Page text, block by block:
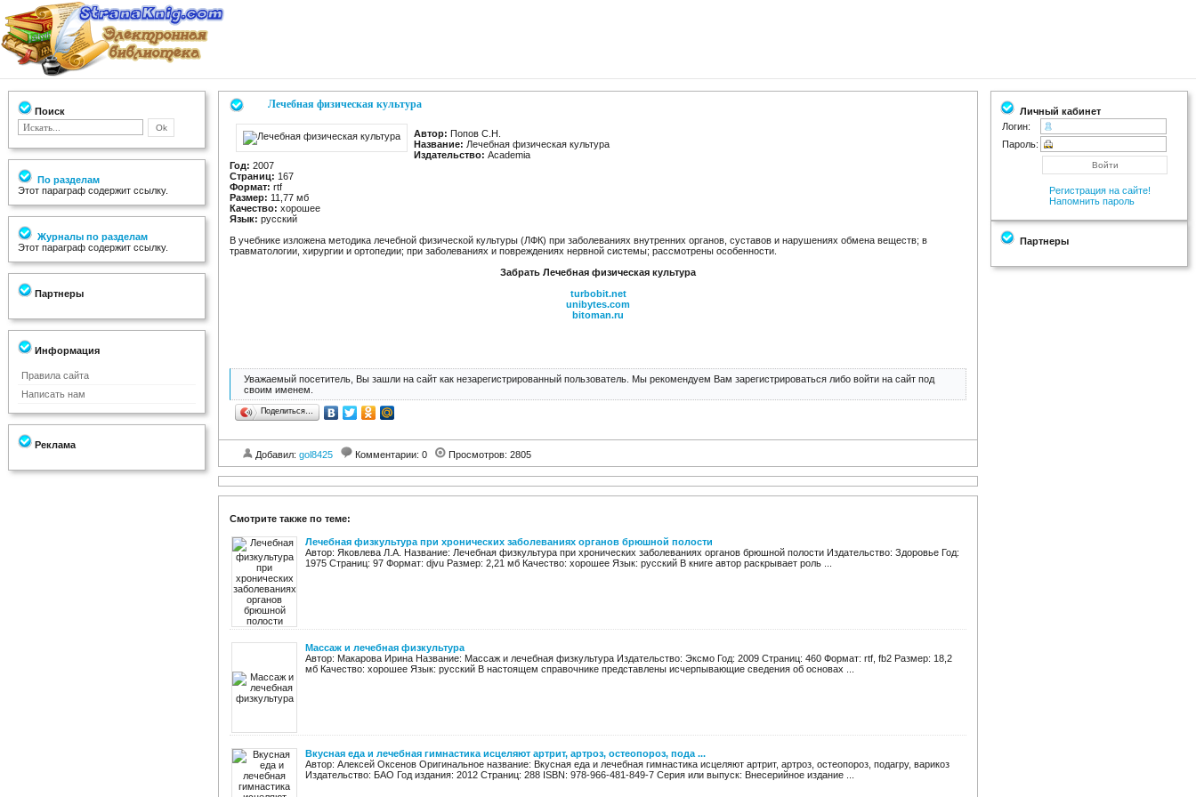
Поиск
По разделам
Этот параграф содержит ссылку.
Журналы по разделам
Этот параграф содержит ссылку.
Партнеры
Информация
Правила сайта
Написать нам
Реклама
Лечебная физическая культура
Автор: Попов C.Н.
Название: Лечебная физическая культура
Издательство: Academia
Год: 2007
Страниц: 167
Формат: rtf
Размер: 11,77 мб
Качество: хорошее
Язык: русский
В учебнике изложена методика лечебной физической культуры (ЛФК) при заболеваниях внутренних органов, суставов и нарушениях обмена веществ; в
травматологии, хирургии и ортопедии; при заболеваниях и повреждениях нервной системы; рассмотрены особенности.
Забрать Лечебная физическая культура
turbobit.net
unibytes.com
bitoman.ru
Уважаемый посетитель, Вы зашли на сайт как незарегистрированный пользователь. Мы рекомендуем Вам зарегистрироваться либо войти на сайт под
своим именем.
Поделиться…
Добавил: gol8425 Комментарии: 0 Просмотров: 2805
Смотрите также по теме:
Лечебная физкультура при хронических заболеваниях органов брюшной полости
Автор: Яковлева Л.А. Название: Лечебная физкультура при хронических заболеваниях органов брюшной полости Издательство: Здоровье Год:
1975 Страниц: 97 Формат: djvu Размер: 2,21 мб Качество: хорошее Язык: русский В книге автор раскрывает роль ...
Массаж и лечебная физкультура
Автор: Макарова Ирина Название: Массаж и лечебная физкультура Издательство: Эксмо Год: 2009 Страниц: 460 Формат: rtf, fb2 Размер: 18,2
мб Качество: хорошее Язык: русский В настоящем справочнике представлены исчерпывающие сведения об основах ...
Вкусная еда и лечебная гимнастика исцеляют артрит, артроз, остеопороз, пода ...
Автор: Алексей Оксенов Оригинальное название: Вкусная еда и лечебная гимнастика исцеляют артрит, артроз, остеопороз, подагру, варикоз
Издательство: БАО Год издания: 2012 Страниц: 288 ISBN: 978-966-481-849-7 Серия или выпуск: Внесерийное издание ...
Личный кабинет
Логин:
Пароль:
Регистрация на сайте!
Напомнить пароль
Партнеры